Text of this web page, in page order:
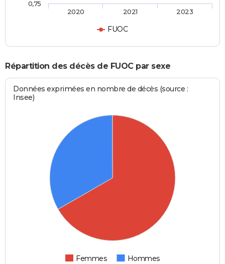
FUOC
2020 2021 2023
0,75
Répartition des décès de FUOC par sexe
Données exprimées en nombre de décès (source :
Insee)
Femmes Hommes